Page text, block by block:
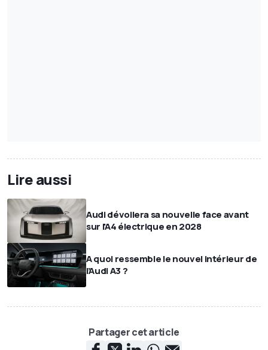
Lire aussi
Audi dévoilera sa nouvelle face avant
sur l'A4 électrique en 2028
A quoi ressemble le nouvel intérieur de
l’Audi A3 ?
Partager cet article